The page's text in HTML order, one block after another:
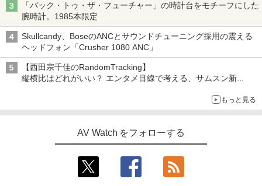
「バック・トゥ・ザ・フューチャー」の時計台をモチーフにした
腕時計。1985本限定
Skullcandy、BoseのANCとサウンドチューニング採用の震える
ヘッドフォン「Crusher 1080 ANC」
【西田宗千佳のRandomTracking】
縦横比はどれがいい？ エンタメ目線で考える、サムスン新
もっと見る
AV Watch をフォローする